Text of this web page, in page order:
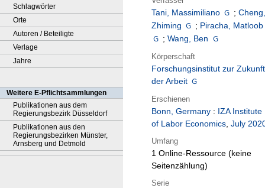
Schlagwörter
Orte
Autoren / Beteiligte
Verlage
Jahre
Weitere E-Pflichtsammlungen
Publikationen aus dem
Regierungsbezirk Düsseldorf
Publikationen aus den
Regierungsbezirken Münster,
Arnsberg und Detmold
Tani, Massimiliano ;
Zhiming
; Piracha, Matloob
; Wang, Ben
Körperschaft
Forschungsinstitut zur Zukunft
der Arbeit
Erschienen
Bonn, Germany : IZA Institute
of Labor Economics, July
Umfang
1 Online-Ressource (keine
Seitenzählung)
Serie